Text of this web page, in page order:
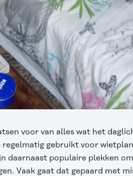
voor van alles wat het
gebruikt voor
daarnaast populaire plekken om
Vaak gaat dat gepaard met